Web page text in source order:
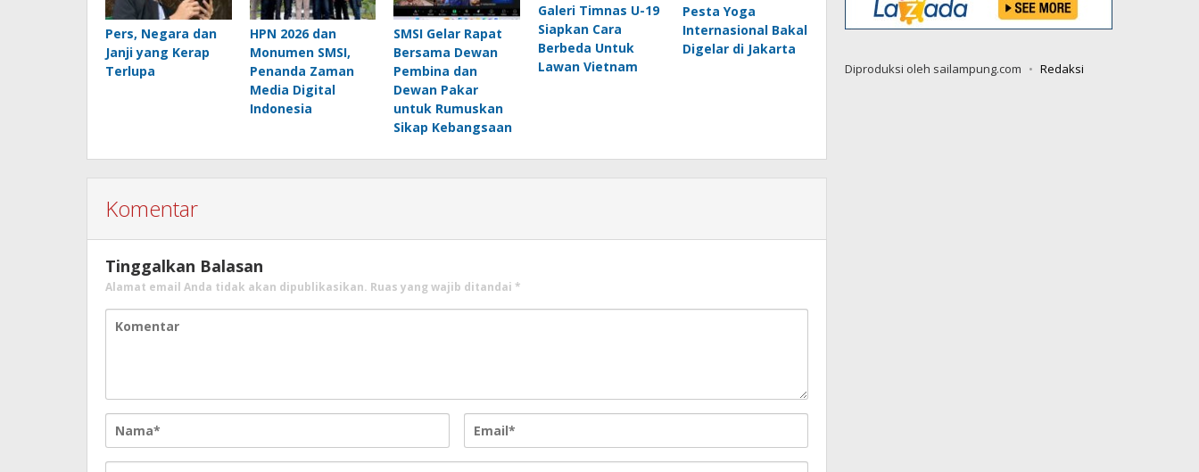
Pers, Negara dan
Janji yang Kerap
Terlupa
HPN 2026 dan
Monumen SMSI,
Penanda Zaman
Media Digital
Indonesia
SMSI Gelar Rapat
Bersama Dewan
Pembina dan
Dewan Pakar
untuk Rumuskan
Sikap Kebangsaan
Galeri Timnas U-19
Siapkan Cara
Berbeda Untuk
Lawan Vietnam
Pesta Yoga
Internasional Bakal
Digelar di Jakarta
Komentar
Tinggalkan Balasan
Alamat email Anda tidak akan dipublikasikan. Ruas yang wajib ditandai *
Diproduksi oleh sailampung.com Redaksi